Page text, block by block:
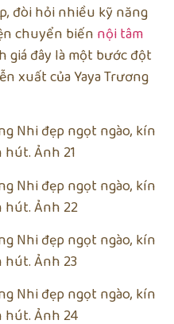
đòi hỏi nhiều kỹ năng
chuyển biến nội tâm
giá đây là một bước đột
xuất của Yaya Trương